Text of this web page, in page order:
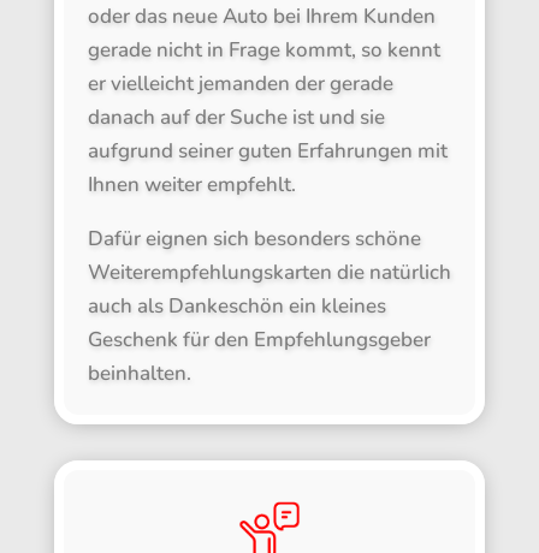
oder das neue Auto bei Ihrem Kunden
gerade nicht in Frage kommt, so kennt
er vielleicht jemanden der gerade
danach auf der Suche ist und sie
aufgrund seiner guten Erfahrungen mit
Ihnen weiter empfehlt.
Dafür eignen sich besonders schöne
Weiterempfehlungskarten die natürlich
auch als Dankeschön ein kleines
Geschenk für den Empfehlungsgeber
beinhalten.